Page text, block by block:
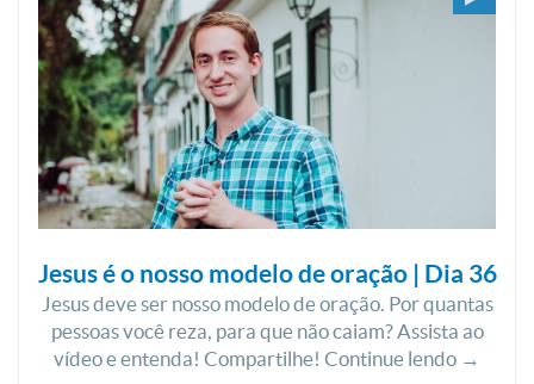
Jesus é o nosso modelo de oração | Dia 36
Jesus deve ser nosso modelo de oração. Por quantas
pessoas você reza, para que não caiam? Assista ao
vídeo e entenda! Compartilhe! Continue lendo →